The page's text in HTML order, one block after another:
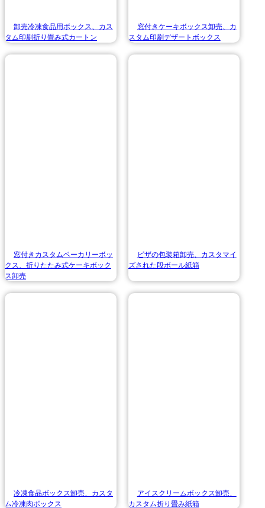
卸売冷凍食品用ボックス、カス
タム印刷折り畳み式カートン
窓付きケーキボックス卸売、カ
スタム印刷デザートボックス
窓付きカスタムベーカリーボッ
クス、折りたたみ式ケーキボック
ス卸売
ピザの包装箱卸売、カスタマイ
ズされた段ボール紙箱
冷凍食品ボックス卸売、カスタ
ム冷凍肉ボックス
アイスクリームボックス卸売、
カスタム折り畳み紙箱